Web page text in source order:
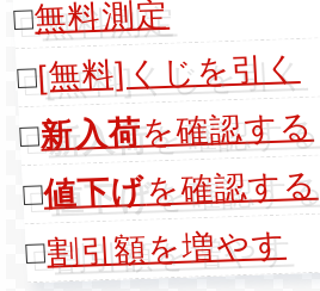
□無料測定
□[無料]くじを引く
□新入荷を確認する
□値下げを確認する
□割引額を増やす